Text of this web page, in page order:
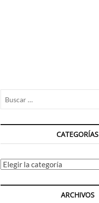
CATEGORÍAS
Categorías
ARCHIVOS